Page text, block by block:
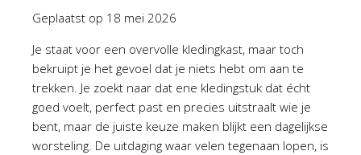
Geplaatst op 18 mei 2026
Je staat voor een overvolle kledingkast, maar toch
bekruipt je het gevoel dat je niets hebt om aan te
trekken. Je zoekt naar dat ene kledingstuk dat écht
goed voelt, perfect past en precies uitstraalt wie je
bent, maar de juiste keuze maken blijkt een dagelijkse
worsteling. De uitdaging waar velen tegenaan lopen, is